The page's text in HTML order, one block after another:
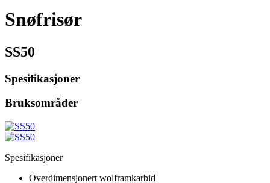
Snøfrisør
SS50
Spesifikasjoner
Bruksområder
Spesifikasjoner
Overdimensjonert wolframkarbid